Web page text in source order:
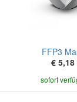
FFP3
€ 5,18
sofort